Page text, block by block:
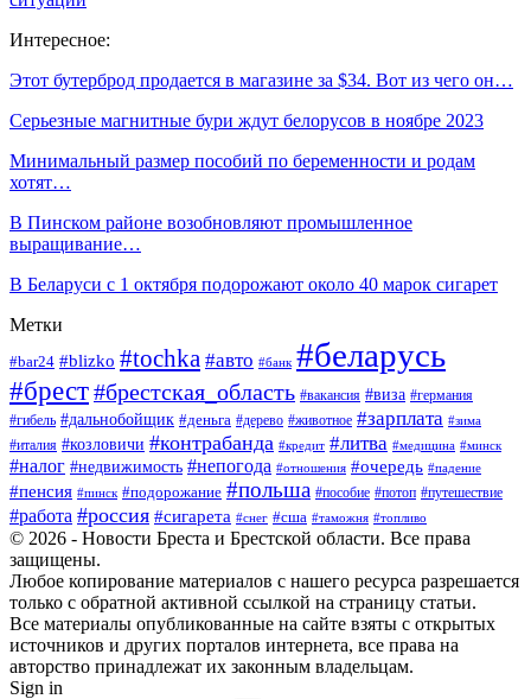
Интересное:
Этот бутерброд продается в магазине за $34. Вот из чего он…
Серьезные магнитные бури ждут белорусов в ноябре 2023
Минимальный размер пособий по беременности и родам
хотят…
В Пинском районе возобновляют промышленное
выращивание…
В Беларуси с 1 октября подорожают около 40 марок сигарет
Метки
#bar24 #blizko #tochka #авто #банк #беларусь
#брест#брестская_область #вакансия #виза #германия
#гибель #дальнобойщик #деньга #дерево #животное #зарплата #зима
#италия #козловичи #контрабанда #кредит #литва #медицина #минск
#налог #недвижимость #непогода #отношения #очередь #падение
#пенсия #пинск #подорожание #польша #пособие #потоп #путешествие
#работа #россия #сигарета #снег #сша #таможня #топливо
© 2026 - Новости Бреста и Брестской области. Все права
защищены.
Любое копирование материалов с нашего ресурса разрешается
только с обратной активной ссылкой на страницу статьи.
Все материалы опубликованные на сайте взяты с открытых
источников и других порталов интернета, все права на
авторство принадлежат их законным владельцам.
Sign in